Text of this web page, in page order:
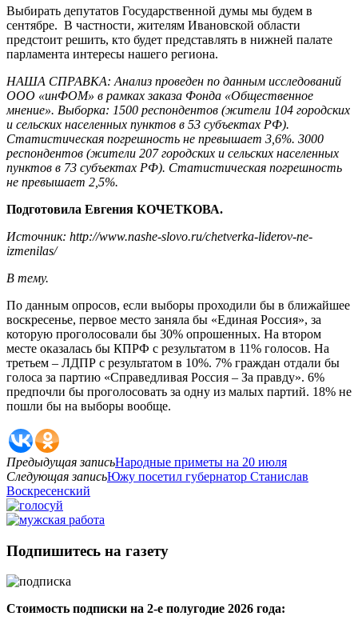
Выбирать депутатов Государственной думы мы будем в
сентябре. В частности, жителям Ивановской области
предстоит решить, кто будет представлять в нижней палате
парламента интересы нашего региона.
НАША СПРАВКА: Анализ проведен по данным исследований
ООО «инФОМ» в рамках заказа Фонда «Общественное
мнение». Выборка: 1500 респондентов (жители 104 городских
и сельских населенных пунктов в 53 субъектах РФ).
Статистическая погрешность не превышает 3,6%. 3000
респондентов (жители 207 городских и сельских населенных
пунктов в 73 субъектах РФ). Статистическая погрешность
не превышает 2,5%.
Подготовила Евгения КОЧЕТКОВА.
Источник: http://www.nashe-slovo.ru/chetverka-liderov-ne-
izmenilas/
В тему.
По данным опросов, если выборы проходили бы в ближайшее
воскресенье, первое место заняла бы «Единая Россия», за
которую проголосовали бы 30% опрошенных. На втором
месте оказалась бы КПРФ с результатом в 11% голосов. На
третьем – ЛДПР с результатом в 10%. 7% граждан отдали бы
голоса за партию «Справедливая Россия – За правду». 6%
предпочли бы проголосовать за одну из малых партий. 18% не
пошли бы на выборы вообще.
Предыдущая записьНародные приметы на 20 июля
Следующая записьЮжу посетил губернатор Станислав
Воскресенский
Подпишитесь на газету
Стоимость подписки на 2-е полугодие 2026 года: